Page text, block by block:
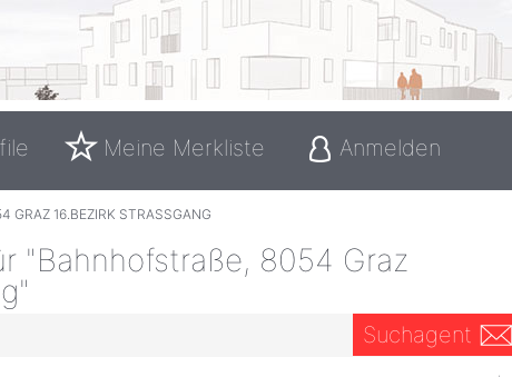
Meine Merkliste Anmelden
GRAZ 16.BEZIRK STRASSGANG
"Bahnhofstraße, 8054 Graz
Suchagent